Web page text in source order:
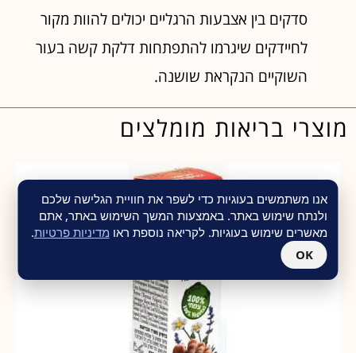
סדקים בין אצבעות הרגליים יכולים להוות מקור
לחיידקים שיגרמו להתפתחות דלקת קשה בעור
השוקיים הנקראת שושנה.
מוצרי בריאות מומלצים
אנו משתמשים בעוגיות כדי לשפר את חוויית הגלישה שלכם
ולנתח שימוש באתר. באמצעות המשך השימוש באתר, אתם
מאשרים שימוש בעוגיות. לקריאה נוספת ראו מדיניות פרטיות.
OK